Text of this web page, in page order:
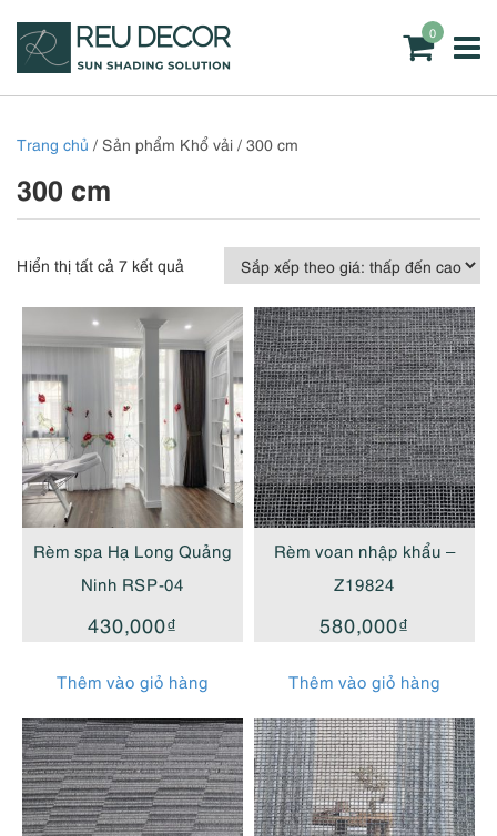
0
Trang chủ / Sản phẩm Khổ vải / 300 cm
300 cm
Hiển thị tất cả 7 kết quả
xếp
theo
giá:
thấp
đến
cao
Rèm spa Hạ Long Quảng
Ninh RSP-04
430,000₫
Thêm vào giỏ hàng
Rèm voan nhập khẩu –
Z19824
580,000₫
Thêm vào giỏ hàng